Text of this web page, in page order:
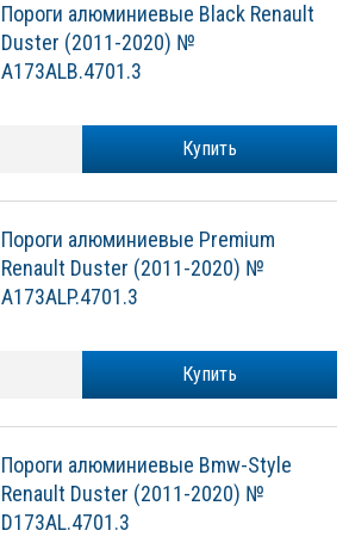
Пороги алюминиевые Black Renault
Duster (2011-2020) №
A173ALB.4701.3
Купить
Пороги алюминиевые Premium
Renault Duster (2011-2020) №
A173ALP.4701.3
Купить
Пороги алюминиевые Bmw-Style
Renault Duster (2011-2020) №
D173AL.4701.3